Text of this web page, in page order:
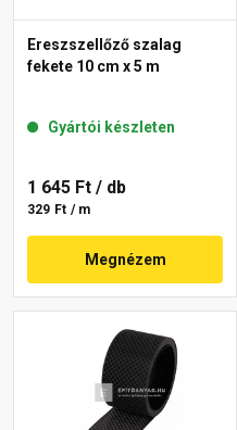
Ereszszellőző szalag
fekete 10 cm x 5 m
Gyártói készleten
1 645 Ft / db
329 Ft / m
Megnézem